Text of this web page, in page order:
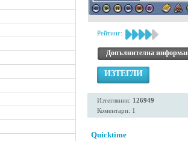
Рейтинг:
Допълнителна
ИЗТЕГЛИ
Изтегляния: 126949
Коментари: 1
Quicktime